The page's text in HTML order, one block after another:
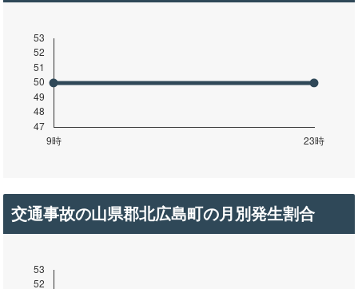
交通事故の山県郡北広島町の月別発生割合